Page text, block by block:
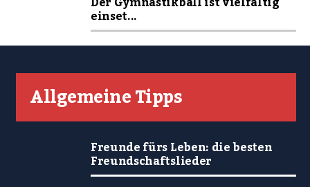
einset...
Allgemeine Tipps
Freunde fürs Leben: die besten
Freundschaftslieder